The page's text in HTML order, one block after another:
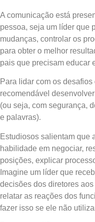
A comunicação está
pessoa, seja um líder que
mudanças, controlar os
para obter o melhor
pais que precisam educar
Para lidar com os
recomendável
(ou seja, com segurança,
e palavras).
Estudiosos salientam que
habilidade em negociar,
posições, explicar
Imagine um líder que
decisões dos diretores
relatar as reações dos
fazer isso se ele não